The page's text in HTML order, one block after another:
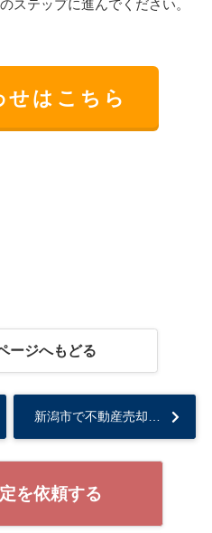
ステップに進んでください。
せはこちら
ージへもどる
新潟市で不動産売却するならどの査定が良い？不動産査定の種類と特徴を知って納得の取引へ...
を依頼する